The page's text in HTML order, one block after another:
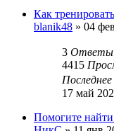
Как
blanik48 » 04
3 Ответы
4415
17 май
Помогите